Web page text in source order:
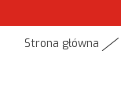
Strona główna